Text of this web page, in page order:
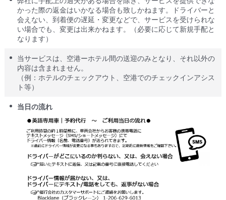
かった際の返金はいかなる場合も致しかねます。ドライバーと
会えない、到着便の遅延・変更などで、サービスを受けられな
い場合でも、変更は出来かねます。（必要に応じて新規手配と
なります）
当サービスは、空港ーホテル間の送迎のみとなり、それ以外の
内容は含まれません。
（例：ホテルのチェックアウト、空港でのチェックインアシス
ト等）
当日の流れ